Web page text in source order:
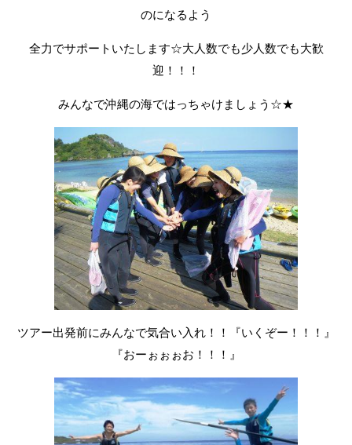
のになるよう
全力でサポートいたします☆大人数でも少人数でも大歓
迎！！！
みんなで沖縄の海ではっちゃけましょう☆★
ツアー出発前にみんなで気合い入れ！！『いくぞー！！！』
『おーぉぉぉお！！！』